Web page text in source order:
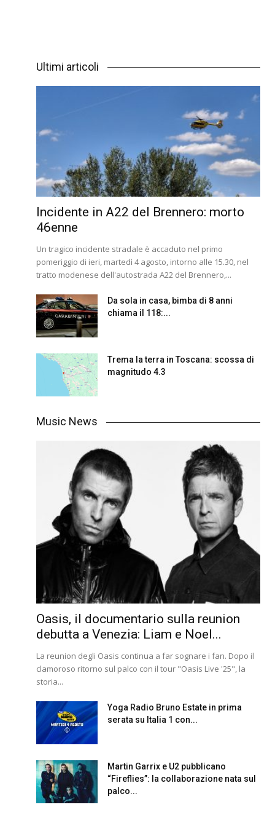
Ultimi articoli
Incidente in A22 del Brennero: morto
46enne
Un tragico incidente stradale è accaduto nel primo
pomeriggio di ieri, martedì 4 agosto, intorno alle 15.30, nel
tratto modenese dell'autostrada A22 del Brennero,...
Da sola in casa, bimba di 8 anni
chiama il 118:...
Trema la terra in Toscana: scossa di
magnitudo 4.3
Music News
Oasis, il documentario sulla reunion
debutta a Venezia: Liam e Noel...
La reunion degli Oasis continua a far sognare i fan. Dopo il
clamoroso ritorno sul palco con il tour "Oasis Live '25", la
storia...
Yoga Radio Bruno Estate in prima
serata su Italia 1 con...
Martin Garrix e U2 pubblicano
“Fireflies”: la collaborazione nata sul
palco...